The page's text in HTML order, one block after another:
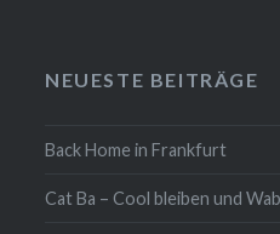
NEUESTE BEITRÄGE
Back Home in Frankfurt
Cat Ba – Cool bleiben und